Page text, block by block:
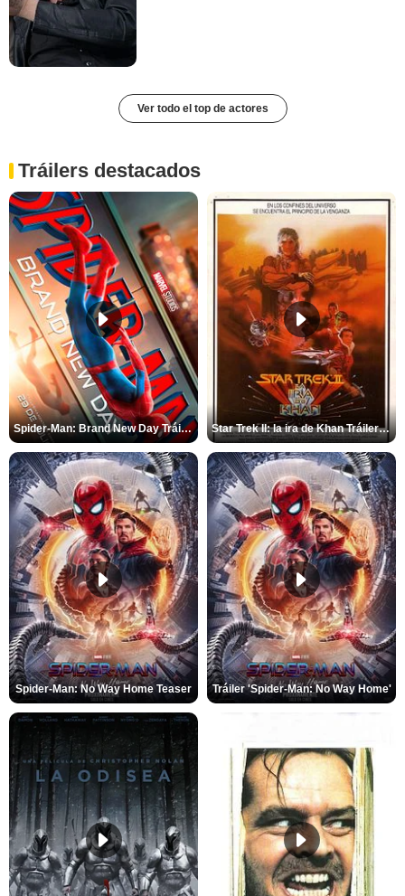
Ver todo el top de actores
Tráilers destacados
Spider-Man: Brand New Day Tráiler (3) Star Trek II: la ira de Khan Tráiler VO
Spider-Man: No Way Home Teaser Tráiler 'Spider-Man: No Way Home'